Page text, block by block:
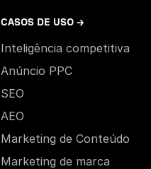
CASOS DE USO →
Inteligência competitiva
Anúncio PPC
SEO
AEO
Marketing de Conteúdo
Marketing de marca